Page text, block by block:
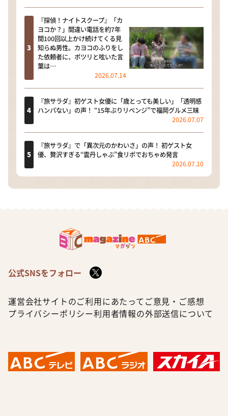
『探偵！ナイトスクープ』「カ
ヨコか？」間違い電話を約7年
間100回以上かけ続けてくる見
知らぬ男性。カヨコのふりをし
た依頼者に、ポツリと呟いた言
葉は…
2026.07.14
『旅サラダ』初ゲスト女優に「歳とっても美しい」「透明感
ハンパない」の声！ “15年ぶりリベンジ”で福岡グルメ三昧
2026.07.07
『旅サラダ』で「異次元のかわいさ」の声！ 初ゲスト女
優、贅沢すぎる“雲丹しゃぶ”食リポでおちゃめ発言
2026.07.10
公式SNSをフォロー
運営会社サイトのご利用にあたって ご意見・ご感想
プライバシーポリシー利用者情報の外部送信について